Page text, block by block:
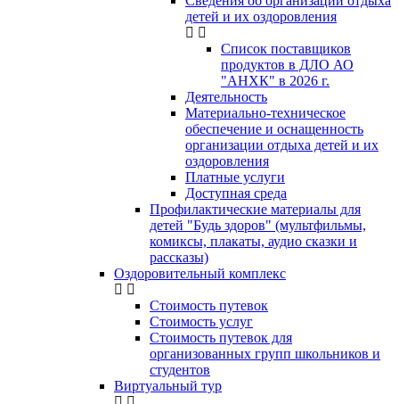
детей и их оздоровления
Список поставщиков
продуктов в ДЛО АО
"АНХК" в 2026 г.
Деятельность
Материально-техническое
обеспечение и оснащенность
организации отдыха детей и их
оздоровления
Платные услуги
Доступная среда
Профилактические материалы для
детей "Будь здоров" (мультфильмы,
комиксы, плакаты, аудио сказки и
рассказы)
Оздоровительный комплекс
Стоимость путевок
Стоимость услуг
Стоимость путевок для
организованных групп школьников и
студентов
Виртуальный тур